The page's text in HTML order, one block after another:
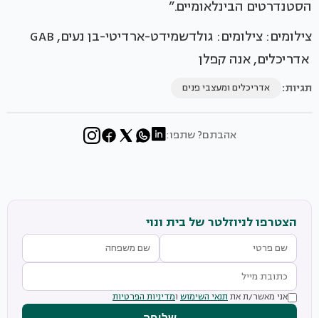
הסטנדרטים הבינלאומיים.”
צילומים: צילומים: גולדשמידט-ארדיטי-בן נעים, GAB
אדריכלים, אנה קפלן
תגיות: אדריכלים ומעצבי פנים
אהבתם? שתפו:
הצטרפו לניוזלטר של בית ונוי
אני מאשר/ת את תנאי השימוש ומדיניות הפרטיות